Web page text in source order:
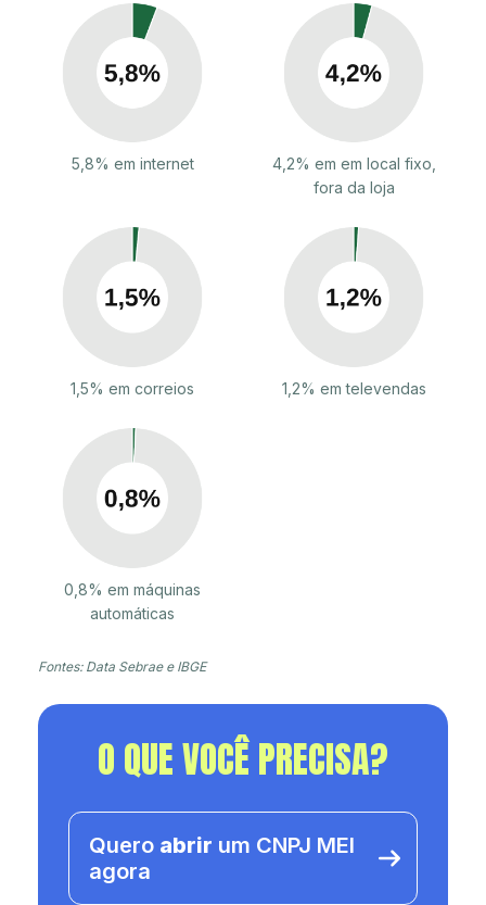
5,8% em internet
4,2% em em local fixo,
fora da loja
1,5% em correios 1,2% em televendas
0,8% em máquinas
automáticas
Fontes: Data Sebrae e IBGE
O QUE VOCÊ PRECISA?
Quero abrir um CNPJ MEI
agora